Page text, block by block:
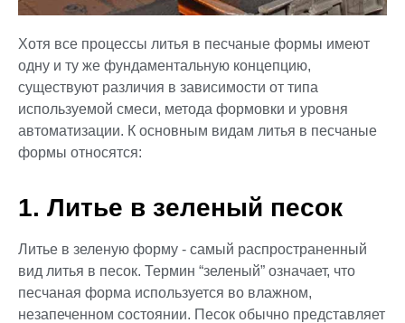
Хотя все процессы литья в песчаные формы имеют
одну и ту же фундаментальную концепцию,
существуют различия в зависимости от типа
используемой смеси, метода формовки и уровня
автоматизации. К основным видам литья в песчаные
формы относятся:
1. Литье в зеленый песок
Литье в зеленую форму - самый распространенный
вид литья в песок. Термин “зеленый” означает, что
песчаная форма используется во влажном,
незапеченном состоянии. Песок обычно представляет